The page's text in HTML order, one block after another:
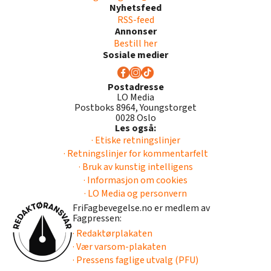
Nyhetsfeed
RSS-feed
Annonser
Bestill her
Sosiale medier
Postadresse
LO Media
Postboks 8964, Youngstorget
0028 Oslo
Les også:
· Etiske retningslinjer
· Retningslinjer for kommentarfelt
· Bruk av kunstig intelligens
· Informasjon om cookies
· LO Media og personvern
FriFagbevegelse.no er medlem av
Fagpressen:
· Redaktørplakaten
· Vær varsom-plakaten
· Pressens faglige utvalg (PFU)